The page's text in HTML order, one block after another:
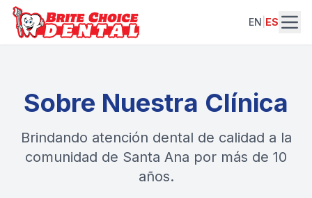
EN ES
Sobre Nuestra Clínica
Brindando atención dental de calidad a la
comunidad de Santa Ana por más de 10
años.